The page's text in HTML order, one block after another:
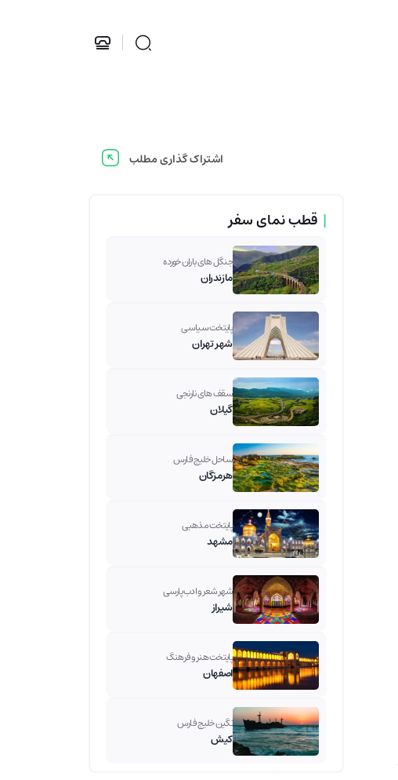
اشتراک گذاری مطلب
| قطب نمای سفر
جنگل های باران خورده
مازندران
پایتخت سیاسی
شهر تهران
سقف های نارنجی
گیلان
ساحل خلیج فارس
هرمزگان
پایتخت مذهبی
مشهد
شهر شعر و ادب پارسی
شیراز
پایتخت هنر و فرهنگ
اصفهان
نگین خلیج فارس
کیش